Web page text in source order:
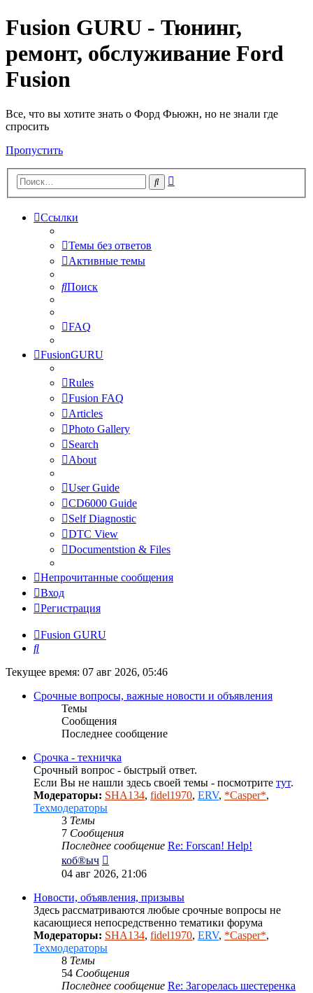
Fusion GURU - Тюнинг,
ремонт, обслуживание Ford
Fusion
Все, что вы хотите знать о Форд Фьюжн, но не знали где
спросить
Пропустить
Поиск
Ссылки
Темы без ответов
Активные темы
Поиск
FAQ
FusionGURU
Rules
Fusion FAQ
Articles
Photo Gallery
Search
About
User Guide
CD6000 Guide
Self Diagnostic
DTC View
Documentstion & Files
Непрочитанные сообщения
Вход
Регистрация
Fusion GURU
Поиск
Текущее время: 07 авг 2026, 05:46
Срочные вопросы, важные новости и объявления
Темы
Сообщения
Последнее сообщение
Срочка - техничка
Срочный вопрос - быстрый ответ.
Если Вы не нашли здесь своей темы - посмотрите тут.
Модераторы: SHA134, fidel1970, ERV, *Casper*,
Техмодераторы
3 Темы
7 Сообщения
Последнее сообщение Re: Forscan! Help!
коб®ыч
к
сообщению
04 авг 2026, 21:06
Новости, объявления, призывы
Здесь рассматриваются любые срочные вопросы не
касающиеся непосредственно тематики форума
Модераторы: SHA134, fidel1970, ERV, *Casper*,
Техмодераторы
8 Темы
54 Сообщения
Последнее сообщение Re: Загорелась шестеренка